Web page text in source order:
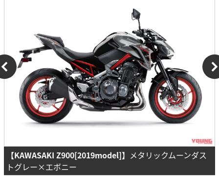
【KAWASAKI Z900[2019model]】 メタリックムーンダス
トグレー×エボニー